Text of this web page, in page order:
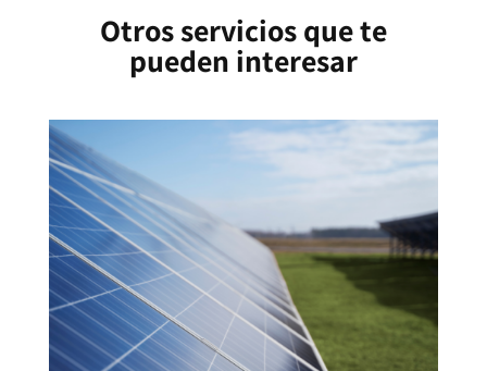
Otros servicios que te
pueden interesar